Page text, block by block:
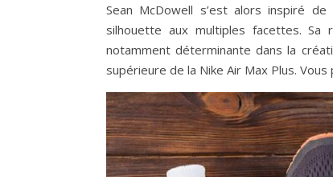
Sean McDowell s’est alors inspiré
silhouette aux multiples facettes.
notamment déterminante dans la
supérieure de la Nike Air Max Plus. Vous